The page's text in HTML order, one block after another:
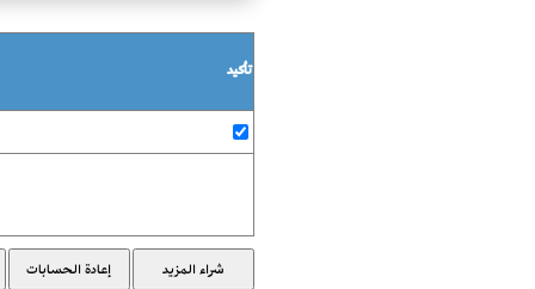
تأكيد